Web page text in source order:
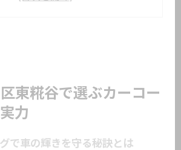
とディーラーのカーコーティング
ティングが都市環境に強い理由
るカーコーティング評価の見極
東糀谷で選ぶカーコー
力
で車の輝きを守る秘訣とは